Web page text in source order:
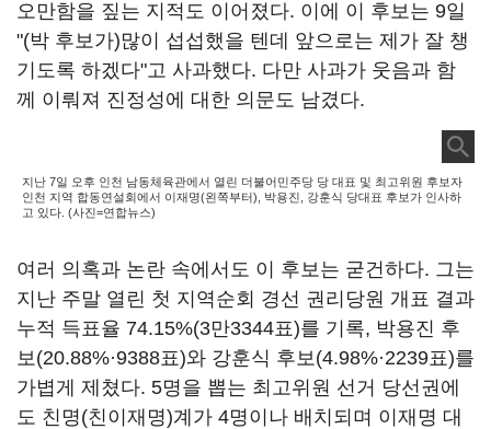
오만함을 짚는 지적도 이어졌다. 이에 이 후보는 9일
"(박 후보가)많이 섭섭했을 텐데 앞으로는 제가 잘 챙
기도록 하겠다"고 사과했다. 다만 사과가 웃음과 함
께 이뤄져 진정성에 대한 의문도 남겼다.
지난 7일 오후 인천 남동체육관에서 열린 더불어민주당 당 대표 및 최고위원 후보자
인천 지역 합동연설회에서 이재명(왼쪽부터), 박용진, 강훈식 당대표 후보가 인사하
고 있다. (사진=연합뉴스)
여러 의혹과 논란 속에서도 이 후보는 굳건하다. 그는
지난 주말 열린 첫 지역순회 경선 권리당원 개표 결과
누적 득표율 74.15%(3만3344표)를 기록, 박용진 후
보(20.88%·9388표)와 강훈식 후보(4.98%·2239표)를
가볍게 제쳤다. 5명을 뽑는 최고위원 선거 당선권에
도 친명(친이재명)계가 4명이나 배치되며 이재명 대